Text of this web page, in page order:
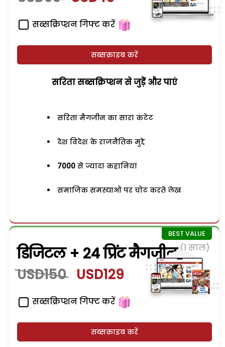
सब्सक्रिप्शन गिफ्ट करें
सब्सक्राइब करें
सरिता सब्सक्रिप्शन से जुड़ेें और पाएं
सरिता मैगजीन का सारा कंटेंट
देश विदेश के राजनैतिक मुद्दे
7000 से ज्यादा कहानियां
समाजिक समस्याओं पर चोट करते लेख
डिजिटल + 24 प्रिंट मैगजीन (1 साल)
USD150 USD129
सब्सक्रिप्शन गिफ्ट करें
सब्सक्राइब करें